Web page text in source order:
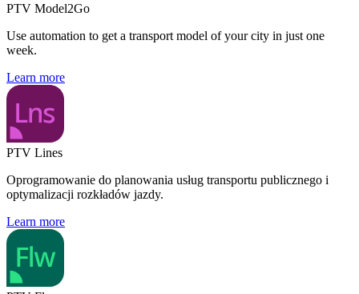
PTV Model2Go
Use automation to get a transport model of your city in just one
week.
Learn more
PTV Lines
Oprogramowanie do planowania usług transportu publicznego i
optymalizacji rozkładów jazdy.
Learn more